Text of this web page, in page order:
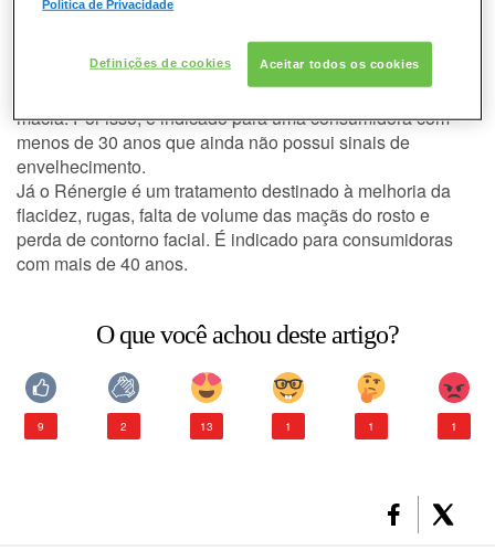
CONSULTORIA DE PRODUTOS LANCÔME
A principal diferença é: O Génifique Creme é um
tratamento que restaura a juventude da pele: as linhas
finas são suavizadas, a pele é nutrida e se torna suave e
macia. Por isso, é indicado para uma consumidora com
menos de 30 anos que ainda não possui sinais de
envelhecimento.
Já o Rénergie é um tratamento destinado à melhoria da
flacidez, rugas, falta de volume das maçãs do rosto e
perda de contorno facial. É indicado para consumidoras
com mais de 40 anos.
O que você achou deste artigo?
9 2 13 1 1 1
Política de Privacidade
Definições de cookies Aceitar todos os cookies